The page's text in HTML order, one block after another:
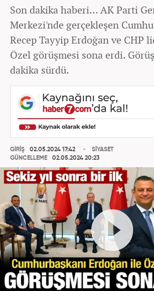
Son dakika haberi... AK Parti
Merkezi'nde gerçekleşen
Recep Tayyip Erdoğan ve CHP
Özel görüşmesi sona erdi.
dakika sürdü.
GİRİŞ
02.05.2024 17:42
GÜNCELLEME
02.05.2024 20:23
SİYASET